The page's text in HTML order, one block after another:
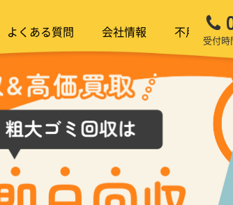
よくある質問 会社情報 不用品回収
受付